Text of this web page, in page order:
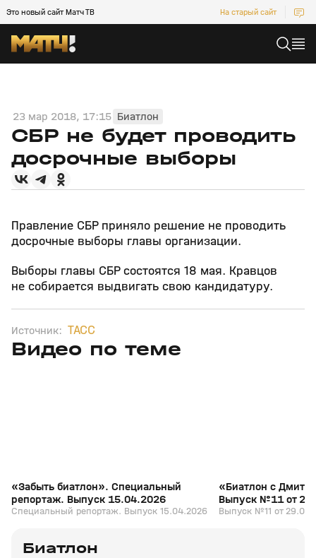
Это новый сайт Матч ТВ На старый сайт
23 мар 2018, 17:15 Биатлон
СБР не будет проводить
досрочные выборы
Правление СБР приняло решение не проводить
досрочные выборы главы организации.
Выборы главы СБР состоятся 18 мая. Кравцов
не собирается выдвигать свою кандидатуру.
Источник: ТАСС
Видео по теме
15 апр, 13:09
«Забыть биатлон». Специальный
репортаж. Выпуск 15.04.2026
Специальный репортаж. Выпуск 15.04.2026
«Биатлон с
Выпуск №11 от
Выпуск №11 от
Биатлон